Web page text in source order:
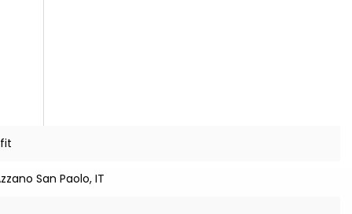
San Paolo, IT